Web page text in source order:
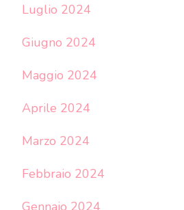
Luglio 2024
Giugno 2024
Maggio 2024
Aprile 2024
Marzo 2024
Febbraio 2024
Gennaio 2024